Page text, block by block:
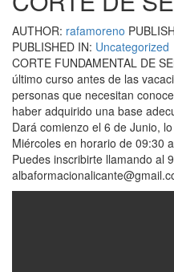
AUTHOR: rafamoreno
PUBLISHED IN: Uncategorized
CORTE FUNDAMENTAL DE
último curso antes de las
personas que necesitan
haber adquirido una base
Dará comienzo el 6 de Junio,
Miércoles en horario de 09:30
Puedes inscribirte llamando al